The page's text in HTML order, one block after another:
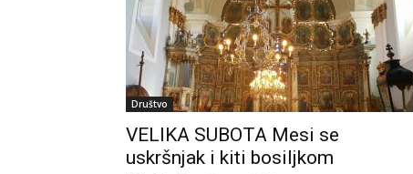
Društvo
VELIKA SUBOTA Mesi se
uskršnjak i kiti bosiljkom